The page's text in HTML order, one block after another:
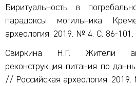
Биритуальность в
парадоксы могильника
археология. 2019. № 4. С. 86-101.
Свиркина Н.Г. Жители
реконструкция питания по
// Российская археология.